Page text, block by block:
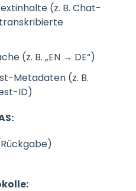
(z. B. Chat-
(z. B. „EN → DE“)
Metadaten (z. B.
ID)